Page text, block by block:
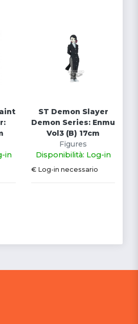
in
ST Demon Slayer
Demon Series: Enmu
Vol3 (B) 17cm
Figures
Disponibilità: Log-in
€ Log-in necessario